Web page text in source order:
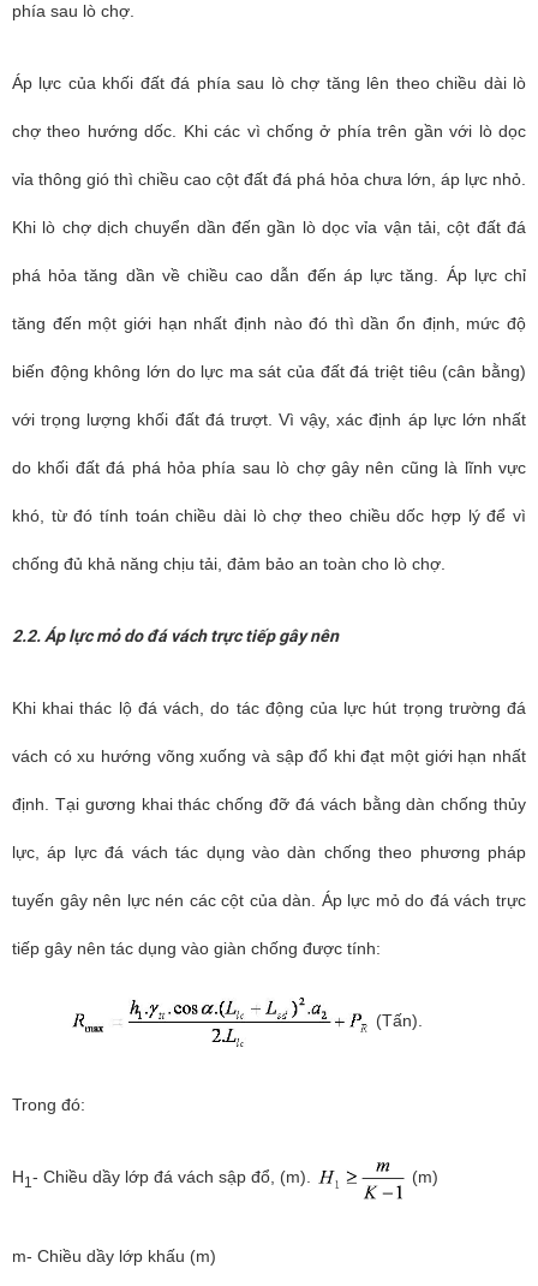
phía sau lò chợ.
Áp lực của khối đất đá phía sau lò chợ tăng lên theo chiều dài lò
chợ theo hướng dốc. Khi các vì chống ở phía trên gần với lò dọc
vỉa thông gió thì chiều cao cột đất đá phá hỏa chưa lớn, áp lực nhỏ.
Khi lò chợ dịch chuyển dần đến gần lò dọc vỉa vận tải, cột đất đá
phá hỏa tăng dần về chiều cao dẫn đến áp lực tăng. Áp lực chỉ
tăng đến một giới hạn nhất định nào đó thì dần ổn định, mức độ
biến động không lớn do lực ma sát của đất đá triệt tiêu (cân bằng)
với trọng lượng khối đất đá trượt. Vì vậy, xác định áp lực lớn nhất
do khối đất đá phá hỏa phía sau lò chợ gây nên cũng là lĩnh vực
khó, từ đó tính toán chiều dài lò chợ theo chiều dốc hợp lý để vì
chống đủ khả năng chịu tải, đảm bảo an toàn cho lò chợ.
2.2. Áp lực mỏ do đá vách trực tiếp gây nên
Khi khai thác lộ đá vách, do tác động của lực hút trọng trường đá
vách có xu hướng võng xuống và sập đổ khi đạt một giới hạn nhất
định. Tại gương khai thác chống đỡ đá vách bằng dàn chống thủy
lực, áp lực đá vách tác dụng vào dàn chống theo phương pháp
tuyến gây nên lực nén các cột của dàn. Áp lực mỏ do đá vách trực
tiếp gây nên tác dụng vào giàn chống được tính:
(Tấn).
Trong đó:
H1 - Chiều dầy lớp đá vách sập đổ, (m). (m)
m- Chiều dầy lớp khấu (m)